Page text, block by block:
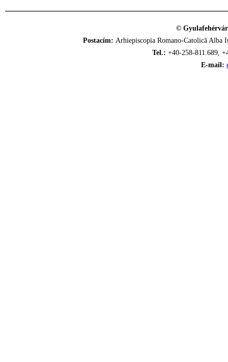
©
Postacím: Arhiepiscopia Romano-Catolică
Tel.: +40-258-811.689,
E-mail: